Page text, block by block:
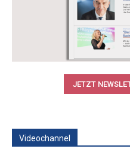
JETZT
Videochannel